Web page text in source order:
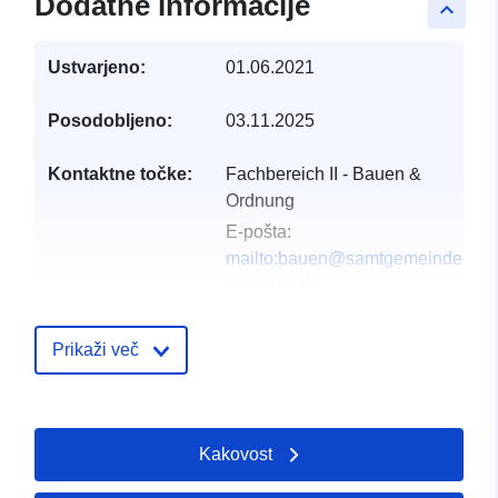
keyboard_arrow_up
Ustvarjeno: 01.06.2021
Posodobljeno: 03.11.2025
Kontaktne točke:
Fachbereich II - Bauen &
Ordnung
E-pošta:
mailto:bauen@samtgemeinde-
https://www.samtgemeinde-
nord-elm.de/
Prikaži več
Kakovost